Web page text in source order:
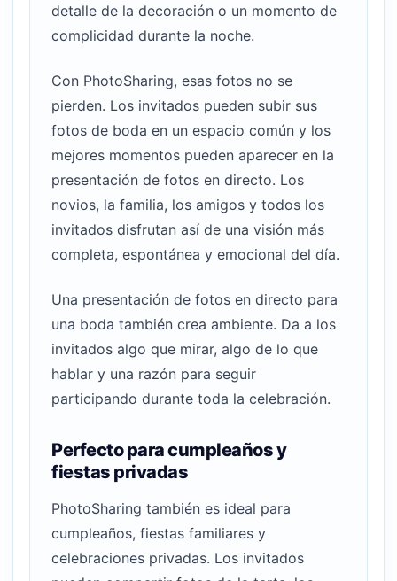
detalle de la decoración o un momento de
complicidad durante la noche.
Con PhotoSharing, esas fotos no se
pierden. Los invitados pueden subir sus
fotos de boda en un espacio común y los
mejores momentos pueden aparecer en la
presentación de fotos en directo. Los
novios, la familia, los amigos y todos los
invitados disfrutan así de una visión más
completa, espontánea y emocional del día.
Una presentación de fotos en directo para
una boda también crea ambiente. Da a los
invitados algo que mirar, algo de lo que
hablar y una razón para seguir
participando durante toda la celebración.
Perfecto para cumpleaños y
fiestas privadas
PhotoSharing también es ideal para
cumpleaños, fiestas familiares y
celebraciones privadas. Los invitados